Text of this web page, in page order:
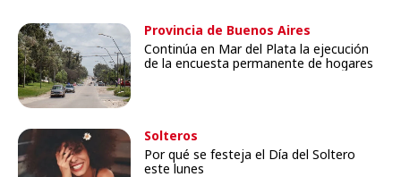
Provincia de Buenos Aires
Continúa en Mar del Plata la ejecución
de la encuesta permanente de hogares
Solteros
Por qué se festeja el Día del Soltero
este lunes